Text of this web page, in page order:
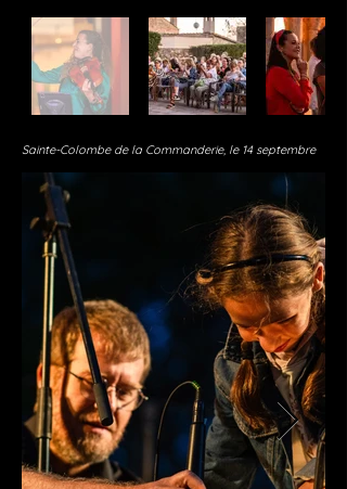
Sainte-Colombe de la Commanderie, le 14 septembre